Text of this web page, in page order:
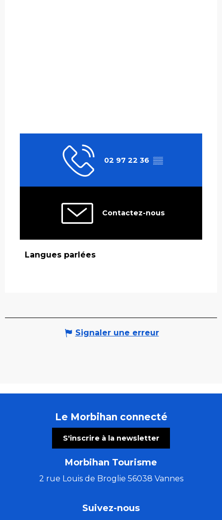
02 97 22 36 ▒▒
Contactez-nous
Langues parlées
Langues parlées
Signaler une erreur
Le Morbihan connecté
S'inscrire à la newsletter
Morbihan Tourisme
2 rue Louis de Broglie 56038 Vannes
Suivez-nous